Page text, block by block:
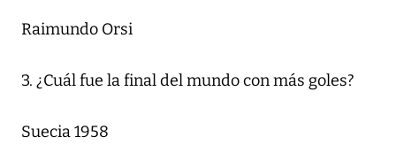
Raimundo Orsi
3. ¿Cuál fue la final del mundo con más goles?
Suecia 1958